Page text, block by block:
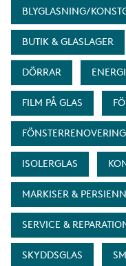
BLYGLASNING/
BUTIK & GLASLAGER
DÖRRAR
FILM PÅ GLAS
FÖNSTERRENOVERING
ISOLERGLAS
MARKISER &
SERVICE &
SKYDDSGLAS